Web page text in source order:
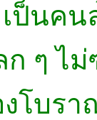
ป็นคน
ๆ ไ
โบร